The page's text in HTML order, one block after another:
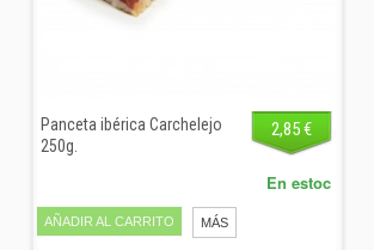
Panceta ibérica Carchelejo
250g.
2,85 €
AÑADIR AL CARRITO MÁS
En estoc